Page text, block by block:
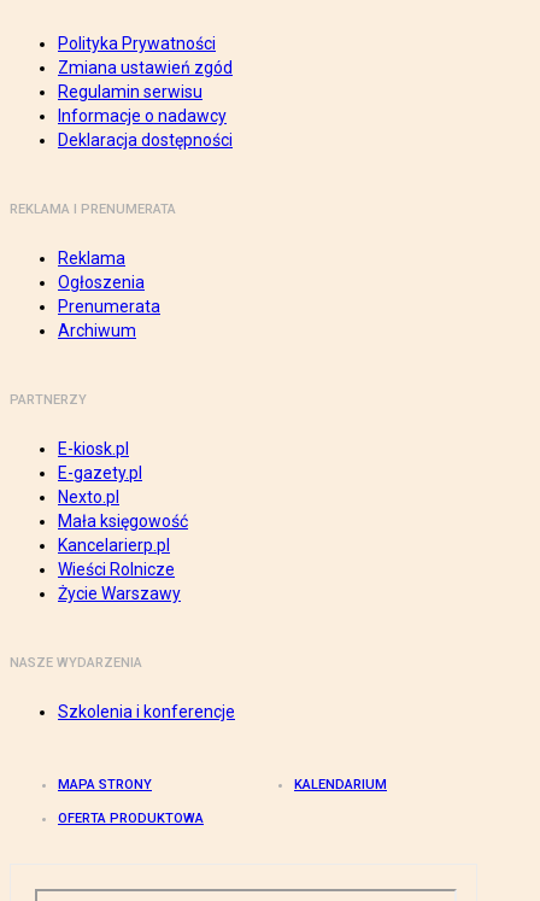
Polityka Prywatności
Zmiana ustawień zgód
Regulamin serwisu
Informacje o nadawcy
Deklaracja dostępności
REKLAMA I PRENUMERATA
Reklama
Ogłoszenia
Prenumerata
Archiwum
PARTNERZY
E-kiosk.pl
E-gazety.pl
Nexto.pl
Mała księgowość
Kancelarierp.pl
Wieści Rolnicze
Życie Warszawy
NASZE WYDARZENIA
Szkolenia i konferencje
MAPA STRONY KALENDARIUM
OFERTA PRODUKTOWA